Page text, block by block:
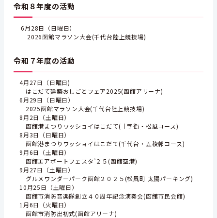
令和８年度の活動
6月28日（日曜日）
2026函館マラソン大会(千代台陸上競技場)
令和７年度の活動
4月27日（日曜日)
はこだて建築おしごとフェア2025(函館アリーナ)
6月29日（日曜日）
2025函館マラソン大会(千代台陸上競技場)
8月2日（土曜日）
函館港まつりワッショイはこだて(十字街・松風コース)
8月3日（日曜日）
函館港まつりワッショイはこだて(千代台・五稜郭コース)
9月6日（土曜日）
函館エアポートフェスタ’２５(函館空港)
9月27日（土曜日）
グルメワンダーパーク函館２０２５(松風町 太陽パーキング)
10月25日（土曜日）
函館市消防音楽隊創立４０周年記念演奏会(函館市民会館)
1月6日（火曜日）
函館市消防出初式(函館アリーナ)